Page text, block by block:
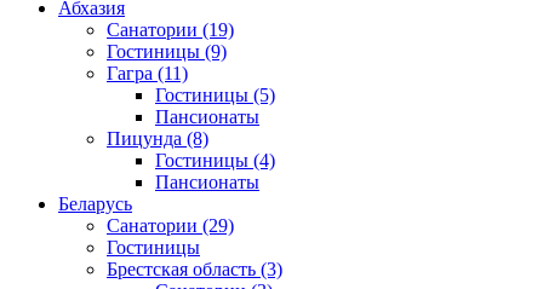
Абхазия
Санатории (19)
Гостиницы (9)
Гагра (11)
Гостиницы (5)
Пансионаты
Пицунда (8)
Гостиницы (4)
Пансионаты
Беларусь
Санатории (29)
Гостиницы
Брестская область (3)